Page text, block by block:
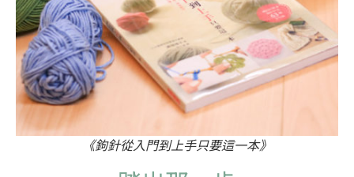
《鉤針從入門到上手只要這一本》